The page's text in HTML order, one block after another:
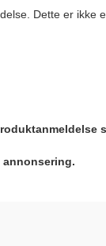
Dette er ikke